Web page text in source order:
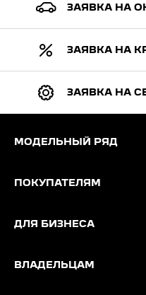
ЗАЯВКА НА
ЗАЯВКА НА
ЗАЯВКА НА
МОДЕЛЬНЫЙ РЯД
ПОКУПАТЕЛЯМ
ДЛЯ БИЗНЕСА
ВЛАДЕЛЬЦАМ